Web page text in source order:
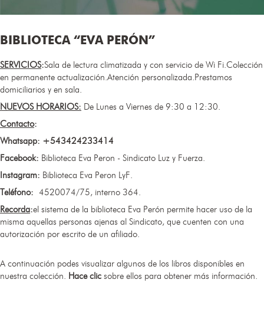
BIBLIOTECA “EVA PERÓN”
SERVICIOS:Sala de lectura climatizada y con servicio de Wi Fi.Colección
en permanente actualización.Atención personalizada.Prestamos
domiciliarios y en sala.
NUEVOS HORARIOS:​ De Lunes a Viernes de 9:30 a 12:30.
Contacto:
Whatsapp: +543424233414
Facebook: Biblioteca Eva Peron - Sindicato Luz y Fuerza.
Instagram: Biblioteca Eva Peron LyF.
Teléfono: 4520074/75, interno 364.
Recorda:el sistema de la biblioteca Eva Perón permite hacer uso de la
misma aquellas personas ajenas al Sindicato, que cuenten con una
autorización por escrito de un afiliado.
A continuación podes visualizar algunos de los libros disponibles en
nuestra colección. Hace clic sobre ellos para obtener más información.